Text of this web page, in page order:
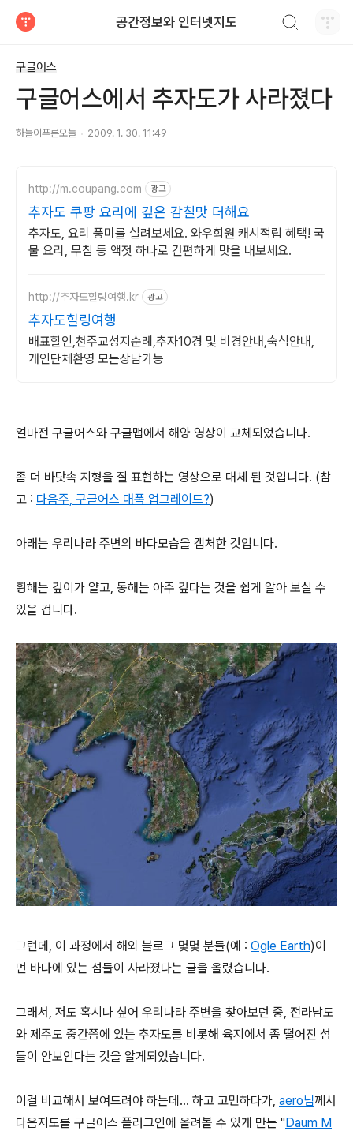
공간정보와 인터넷지도
구글어스
구글어스에서 추자도가 사라졌다
하늘이푸른오늘 2009. 1. 30. 11:49
http://m.coupang.com 광고
추자도 쿠팡 요리에 깊은 감칠맛 더해요
추자도, 요리 풍미를 살려보세요. 와우회원 캐시적립 혜택! 국
물 요리, 무침 등 액젓 하나로 간편하게 맛을 내보세요.
http://추자도힐링여행.kr 광고
추자도힐링여행
배표할인,천주교성지순례,추자10경 및 비경안내,숙식안내,
개인단체환영 모든상담가능
얼마전 구글어스와 구글맵에서 해양 영상이 교체되었습니다.
좀 더 바닷속 지형을 잘 표현하는 영상으로 대체 된 것입니다. (참
고 : 다음주, 구글어스 대폭 업그레이드?)
아래는 우리나라 주변의 바다모습을 캡처한 것입니다.
황해는 깊이가 얕고, 동해는 아주 깊다는 것을 쉽게 알아 보실 수
있을 겁니다.
그런데, 이 과정에서 해외 블로그 몇몇 분들(예 : Ogle Earth)이
먼 바다에 있는 섬들이 사라졌다는 글을 올렸습니다.
그래서, 저도 혹시나 싶어 우리나라 주변을 찾아보던 중, 전라남도
와 제주도 중간쯤에 있는 추자도를 비롯해 육지에서 좀 떨어진 섬
들이 안보인다는 것을 알게되었습니다.
이걸 비교해서 보여드려야 하는데... 하고 고민하다가, aero님께서
다음지도를 구글어스 플러그인에 올려볼 수 있게 만든 "Daum M